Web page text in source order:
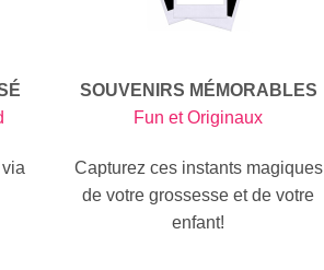
SOUVENIRS MÉMORABLES
Fun et Originaux
Capturez ces instants magiques
de votre grossesse et de votre
enfant!